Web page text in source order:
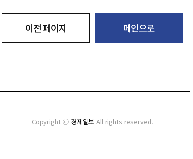
이전 페이지 메인으로
Copyright ⓒ 경제일보 All rights reserved.